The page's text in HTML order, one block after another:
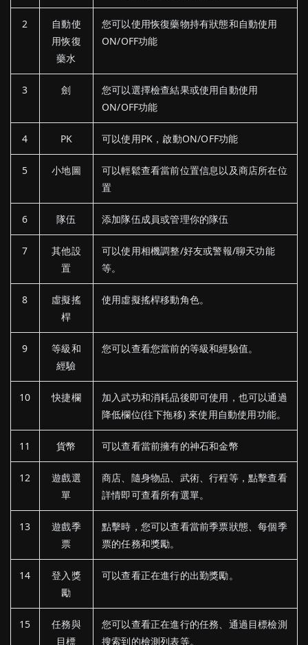
2
自動使
用恢復
藥水
您可以使用恢復藥物持有狀態和自動使用
ON/OFF功能
3 劍
您可以選擇檢查結果或使用自動使用
ON/OFF功能
4 PK 可以使用PK，啟動ON/OFF功能
5 小地圖
可以輕鬆查看當前位置信息以及商店所在位
置
6 隊伍 添加隊伍成員或管理你的隊伍
7
其他設
置
可以使用相機調整/好友或警報/聊天功能
等。
8
虛擬搖
桿
使用虛擬搖桿移動角色。
9
等級和
經驗
您可以查看您當前的等級和經驗值。
10 快捷欄
加入武功和消耗品後即可使用，也可以通過
降低欄位(往下拖移) 來使用自動使用功能。
11 貨幣 可以查看當前擁有的神石和金幣
12
遊戲選
單
商店、隨身物品、武術、行程等，點擊查看
詳情即可查看所有選單。
13
遊戲季
票
點擊時，您可以查看當前季票狀態、每個季
票的任務和獎勵。
14
登入獎
勵
可以查看正在進行的出勤獎勵。
15
任務與
目標
您可以查看正在進行的任務、通過目標檢測
搜索到的檢測列表等。